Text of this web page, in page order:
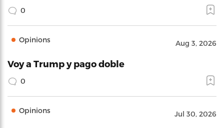
0
Opinions Aug 3, 2026
Voy a Trump y pago doble
0
Opinions Jul 30, 2026